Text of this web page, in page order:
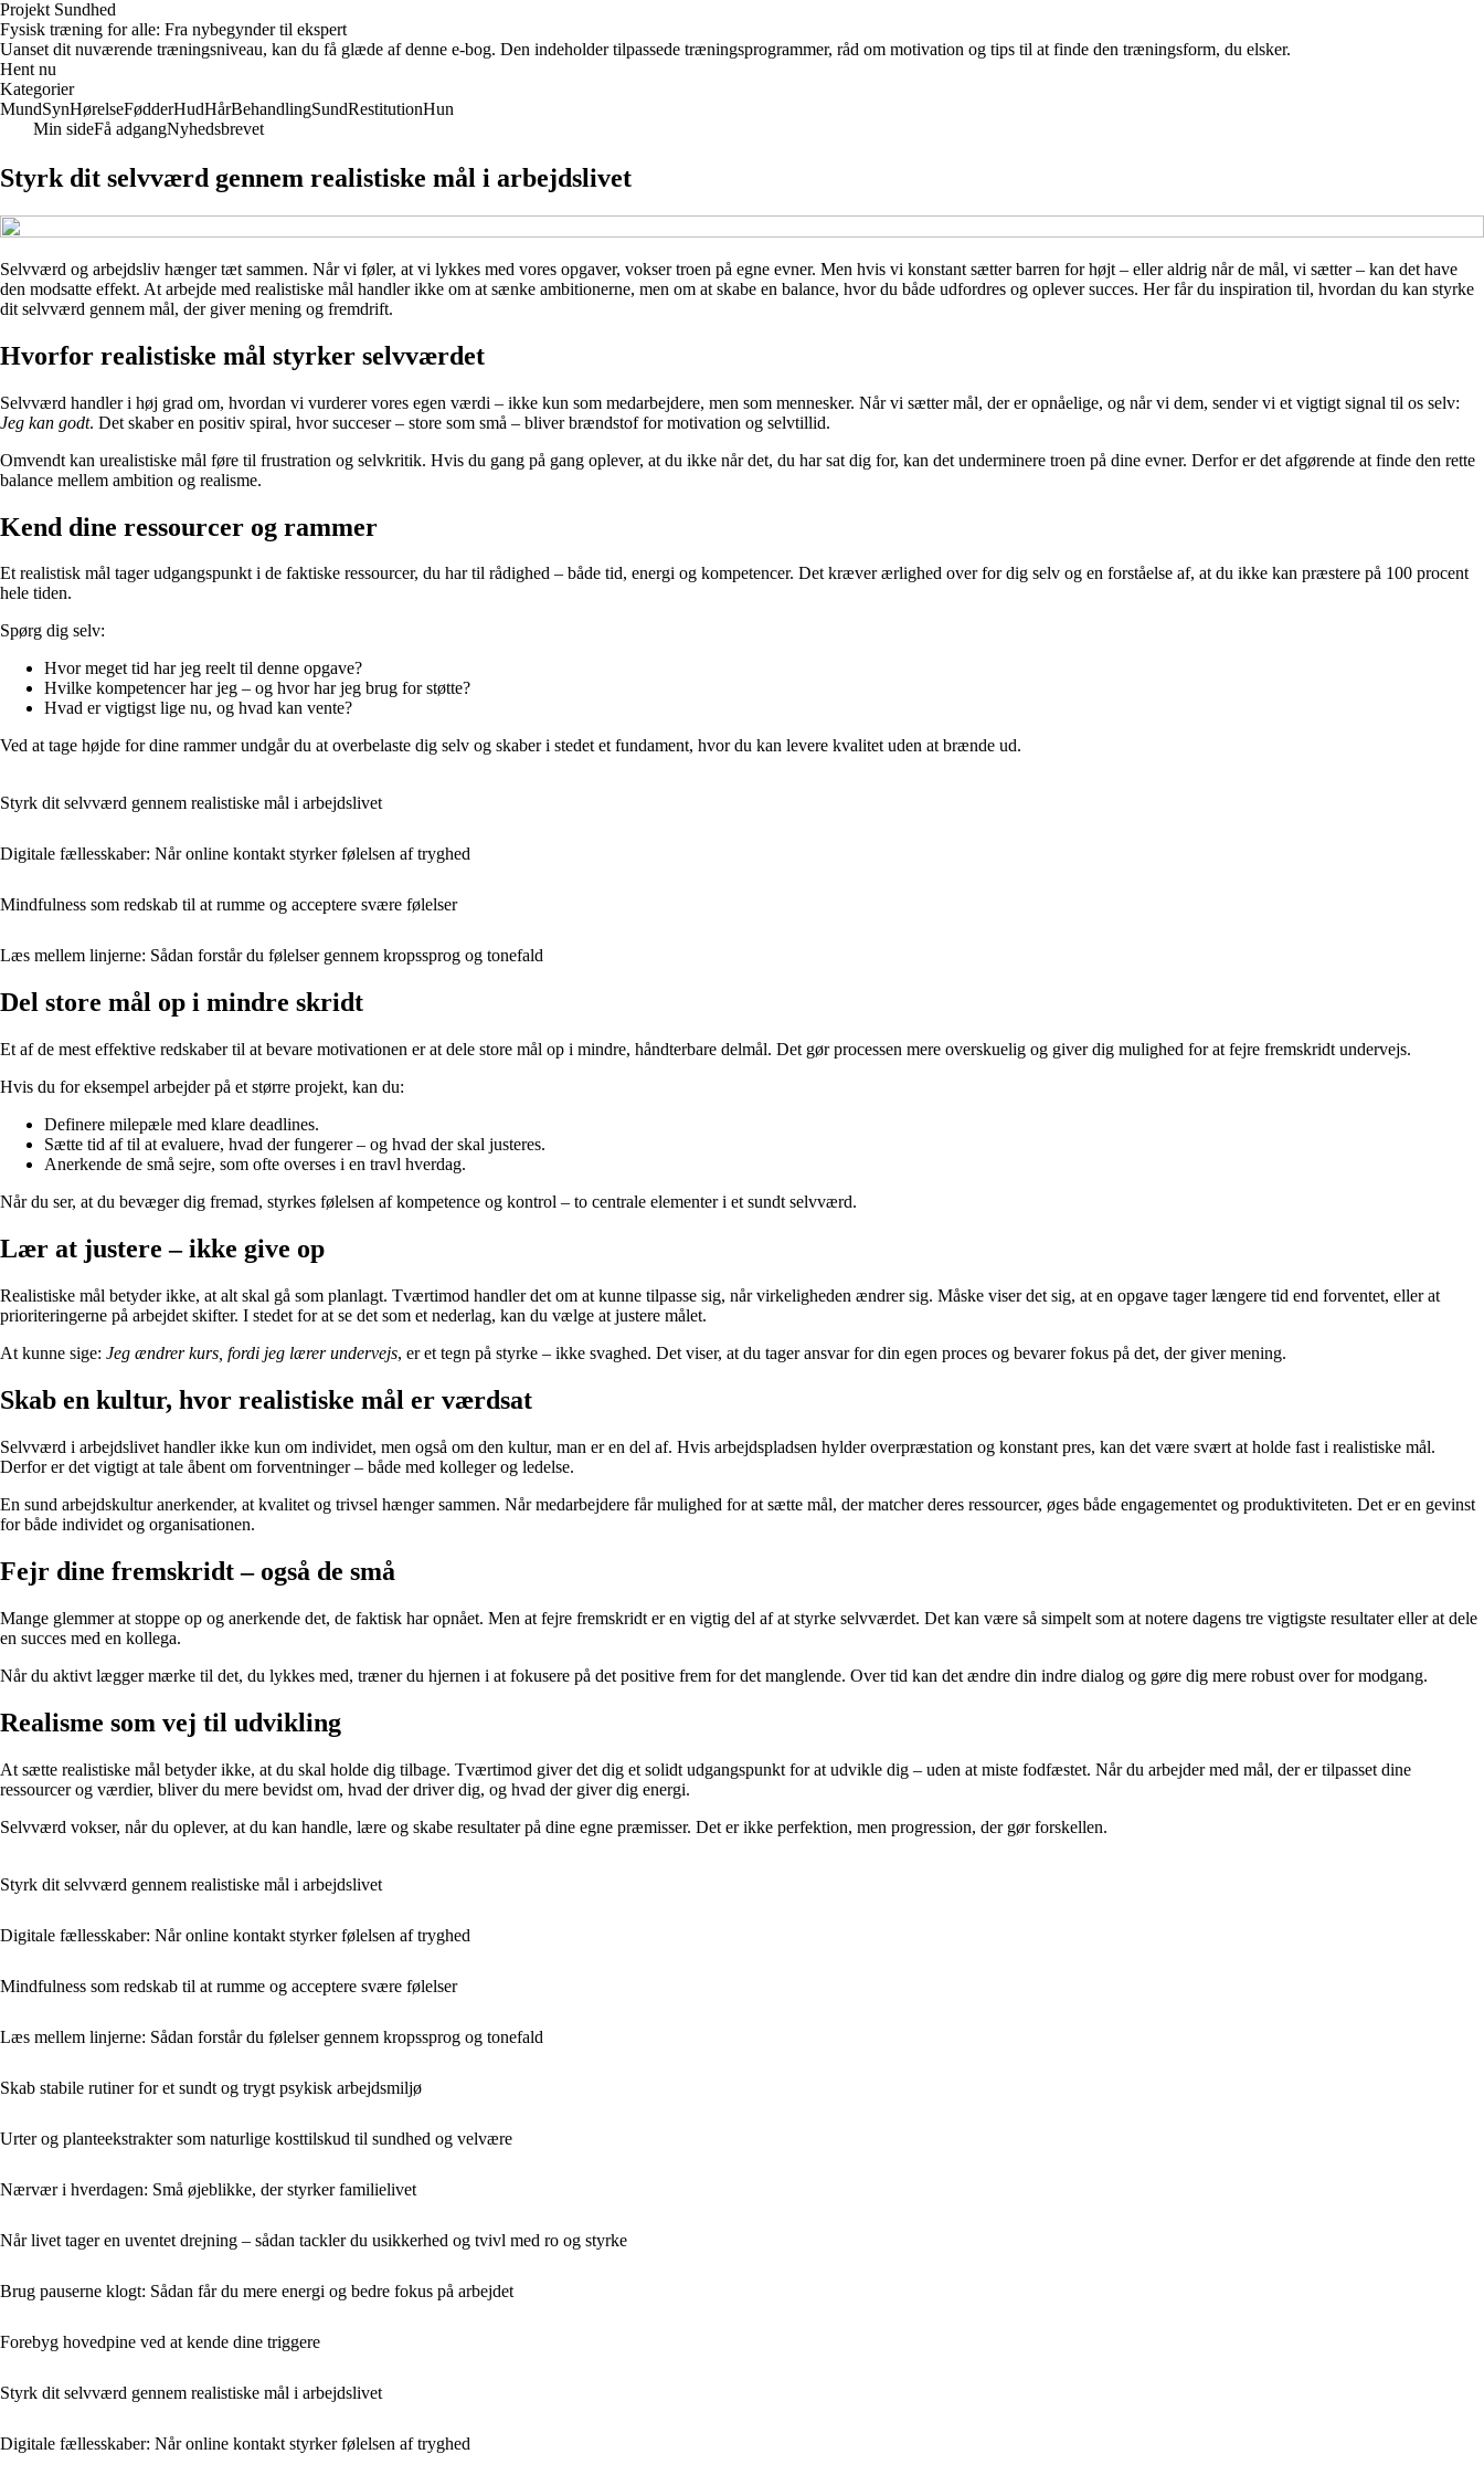
Projekt Sundhed
Fysisk træning for alle: Fra nybegynder til ekspert
Uanset dit nuværende træningsniveau, kan du få glæde af denne e-bog. Den indeholder tilpassede træningsprogrammer, råd om motivation og tips til at finde den træningsform, du elsker.
Hent nu
Kategorier
MundSynHørelseFødderHudHårBehandlingSundRestitutionHun
Min sideFå adgangNyhedsbrevet
Styrk dit selvværd gennem realistiske mål i arbejdslivet
Selvværd og arbejdsliv hænger tæt sammen. Når vi føler, at vi lykkes med vores opgaver, vokser troen på egne evner. Men hvis vi konstant sætter barren for højt – eller aldrig når de mål, vi sætter – kan det have
den modsatte effekt. At arbejde med realistiske mål handler ikke om at sænke ambitionerne, men om at skabe en balance, hvor du både udfordres og oplever succes. Her får du inspiration til, hvordan du kan styrke
dit selvværd gennem mål, der giver mening og fremdrift.
Hvorfor realistiske mål styrker selvværdet
Selvværd handler i høj grad om, hvordan vi vurderer vores egen værdi – ikke kun som medarbejdere, men som mennesker. Når vi sætter mål, der er opnåelige, og når vi dem, sender vi et vigtigt signal til os selv:
Jeg kan godt. Det skaber en positiv spiral, hvor succeser – store som små – bliver brændstof for motivation og selvtillid.
Omvendt kan urealistiske mål føre til frustration og selvkritik. Hvis du gang på gang oplever, at du ikke når det, du har sat dig for, kan det underminere troen på dine evner. Derfor er det afgørende at finde den rette
balance mellem ambition og realisme.
Kend dine ressourcer og rammer
Et realistisk mål tager udgangspunkt i de faktiske ressourcer, du har til rådighed – både tid, energi og kompetencer. Det kræver ærlighed over for dig selv og en forståelse af, at du ikke kan præstere på 100 procent
hele tiden.
Spørg dig selv:
Hvor meget tid har jeg reelt til denne opgave?
Hvilke kompetencer har jeg – og hvor har jeg brug for støtte?
Hvad er vigtigst lige nu, og hvad kan vente?
Ved at tage højde for dine rammer undgår du at overbelaste dig selv og skaber i stedet et fundament, hvor du kan levere kvalitet uden at brænde ud.
Styrk dit selvværd gennem realistiske mål i arbejdslivet
Digitale fællesskaber: Når online kontakt styrker følelsen af tryghed
Mindfulness som redskab til at rumme og acceptere svære følelser
Læs mellem linjerne: Sådan forstår du følelser gennem kropssprog og tonefald
Del store mål op i mindre skridt
Et af de mest effektive redskaber til at bevare motivationen er at dele store mål op i mindre, håndterbare delmål. Det gør processen mere overskuelig og giver dig mulighed for at fejre fremskridt undervejs.
Hvis du for eksempel arbejder på et større projekt, kan du:
Definere milepæle med klare deadlines.
Sætte tid af til at evaluere, hvad der fungerer – og hvad der skal justeres.
Anerkende de små sejre, som ofte overses i en travl hverdag.
Når du ser, at du bevæger dig fremad, styrkes følelsen af kompetence og kontrol – to centrale elementer i et sundt selvværd.
Lær at justere – ikke give op
Realistiske mål betyder ikke, at alt skal gå som planlagt. Tværtimod handler det om at kunne tilpasse sig, når virkeligheden ændrer sig. Måske viser det sig, at en opgave tager længere tid end forventet, eller at
prioriteringerne på arbejdet skifter. I stedet for at se det som et nederlag, kan du vælge at justere målet.
At kunne sige: Jeg ændrer kurs, fordi jeg lærer undervejs, er et tegn på styrke – ikke svaghed. Det viser, at du tager ansvar for din egen proces og bevarer fokus på det, der giver mening.
Skab en kultur, hvor realistiske mål er værdsat
Selvværd i arbejdslivet handler ikke kun om individet, men også om den kultur, man er en del af. Hvis arbejdspladsen hylder overpræstation og konstant pres, kan det være svært at holde fast i realistiske mål.
Derfor er det vigtigt at tale åbent om forventninger – både med kolleger og ledelse.
En sund arbejdskultur anerkender, at kvalitet og trivsel hænger sammen. Når medarbejdere får mulighed for at sætte mål, der matcher deres ressourcer, øges både engagementet og produktiviteten. Det er en gevinst
for både individet og organisationen.
Fejr dine fremskridt – også de små
Mange glemmer at stoppe op og anerkende det, de faktisk har opnået. Men at fejre fremskridt er en vigtig del af at styrke selvværdet. Det kan være så simpelt som at notere dagens tre vigtigste resultater eller at dele
en succes med en kollega.
Når du aktivt lægger mærke til det, du lykkes med, træner du hjernen i at fokusere på det positive frem for det manglende. Over tid kan det ændre din indre dialog og gøre dig mere robust over for modgang.
Realisme som vej til udvikling
At sætte realistiske mål betyder ikke, at du skal holde dig tilbage. Tværtimod giver det dig et solidt udgangspunkt for at udvikle dig – uden at miste fodfæstet. Når du arbejder med mål, der er tilpasset dine
ressourcer og værdier, bliver du mere bevidst om, hvad der driver dig, og hvad der giver dig energi.
Selvværd vokser, når du oplever, at du kan handle, lære og skabe resultater på dine egne præmisser. Det er ikke perfektion, men progression, der gør forskellen.
Styrk dit selvværd gennem realistiske mål i arbejdslivet
Digitale fællesskaber: Når online kontakt styrker følelsen af tryghed
Mindfulness som redskab til at rumme og acceptere svære følelser
Læs mellem linjerne: Sådan forstår du følelser gennem kropssprog og tonefald
Skab stabile rutiner for et sundt og trygt psykisk arbejdsmiljø
Urter og planteekstrakter som naturlige kosttilskud til sundhed og velvære
Nærvær i hverdagen: Små øjeblikke, der styrker familielivet
Når livet tager en uventet drejning – sådan tackler du usikkerhed og tvivl med ro og styrke
Brug pauserne klogt: Sådan får du mere energi og bedre fokus på arbejdet
Forebyg hovedpine ved at kende dine triggere
Styrk dit selvværd gennem realistiske mål i arbejdslivet
Digitale fællesskaber: Når online kontakt styrker følelsen af tryghed